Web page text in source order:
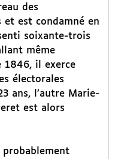
des
et est condamné en
soixante-trois
même
1846, il exerce
électorales
ans, l’autre Marie-
est alors